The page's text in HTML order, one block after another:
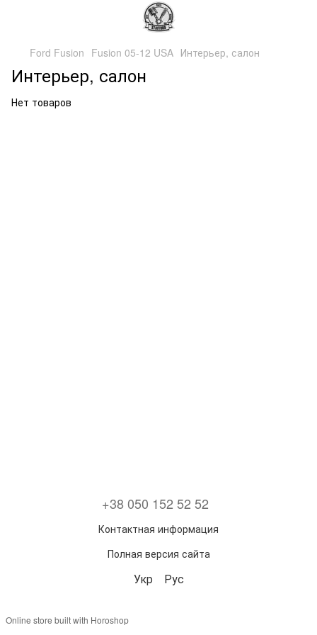
Ford Fusion Fusion 05-12 USA Интерьер, салон
Интерьер, салон
Нет товаров
+38 050 152 52 52
Контактная информация
Полная версия сайта
Укр Рус
Online store built with Horoshop